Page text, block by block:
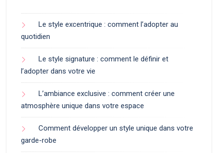
Le style excentrique : comment l’adopter au
quotidien
Le style signature : comment le définir et
l’adopter dans votre vie
L’ambiance exclusive : comment créer une
atmosphère unique dans votre espace
Comment développer un style unique dans votre
garde-robe